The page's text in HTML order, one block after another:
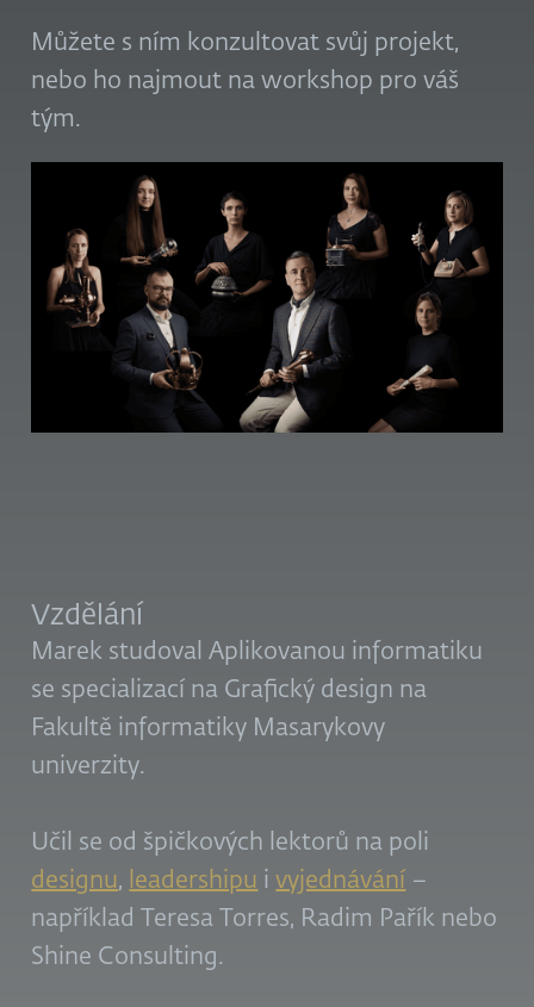
Můžete s ním konzultovat svůj projekt,
nebo ho najmout na workshop pro váš
tým.
Vzdělání
Marek studoval Aplikovanou informatiku
se specializací na Grafický design na
Fakultě informatiky Masarykovy
univerzity.
Učil se od špičkových lektorů na poli
designu, leadershipu ivyjednávání –
například Teresa Torres, Radim Pařík nebo
Shine Consulting.